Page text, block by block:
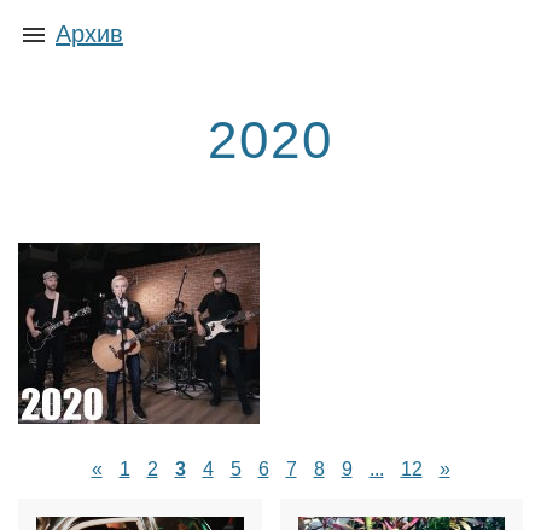
Архив
2020
« 1 2 3 4 5 6 7 8 9 ... 12 »